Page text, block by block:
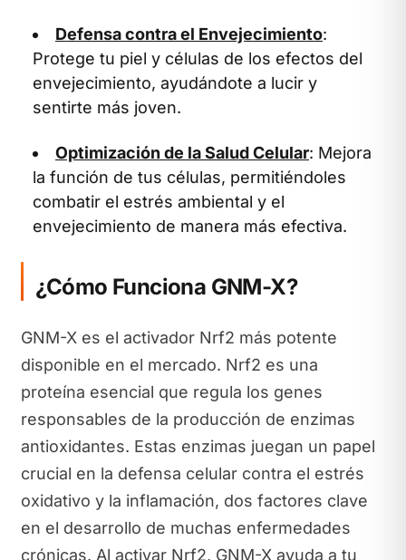
Defensa contra el Envejecimiento:
Protege tu piel y células de los efectos del
envejecimiento, ayudándote a lucir y
sentirte más joven.
Optimización de la Salud Celular: Mejora
la función de tus células, permitiéndoles
combatir el estrés ambiental y el
envejecimiento de manera más efectiva.
¿Cómo Funciona GNM-X?
GNM-X es el activador Nrf2 más potente
disponible en el mercado. Nrf2 es una
proteína esencial que regula los genes
responsables de la producción de enzimas
antioxidantes. Estas enzimas juegan un papel
crucial en la defensa celular contra el estrés
oxidativo y la inflamación, dos factores clave
en el desarrollo de muchas enfermedades
crónicas. Al activar Nrf2, GNM-X ayuda a tu